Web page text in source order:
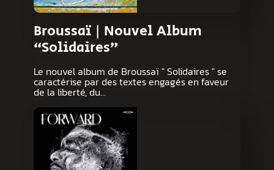
Broussaï | Nouvel Album
“Solidaires”
Le nouvel album de Broussaï " Solidaires " se
caractérise par des textes engagés en faveur
de la liberté, du…